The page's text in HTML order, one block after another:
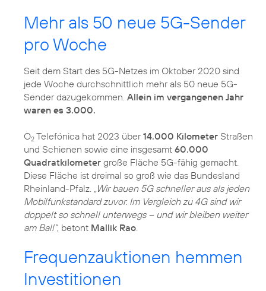
Mehr als 50 neue 5G-Sender
pro Woche
Seit dem Start des 5G-Netzes im Oktober 2020 sind
jede Woche durchschnittlich mehr als 50 neue 5G-
Sender dazugekommen. Allein im vergangenen Jahr
waren es 3.000.
O2 Telefónica hat 2023 über14.000 Kilometer Straßen
und Schienen sowie eine insgesamt 60.000
Quadratkilometer große Fläche 5G-fähig gemacht.
Diese Fläche ist dreimal so groß wie das Bundesland
Rheinland-Pfalz. „Wir bauen 5G schneller aus als jeden
Mobilfunkstandard zuvor. Im Vergleich zu 4G sind wir
doppelt so schnell unterwegs – und wir bleiben weiter
am Ball“, betont Mallik Rao.
Frequenzauktionen hemmen
Investitionen